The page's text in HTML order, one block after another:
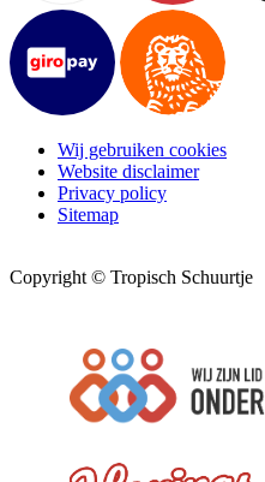
Wij gebruiken cookies
Website disclaimer
Privacy policy
Sitemap
Copyright © Tropisch Schuurtje